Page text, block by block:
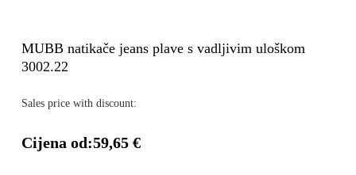
MUBB natikače jeans plave s vadljivim uloškom
3002.22
Sales price with discount:
Cijena od:59,65 €